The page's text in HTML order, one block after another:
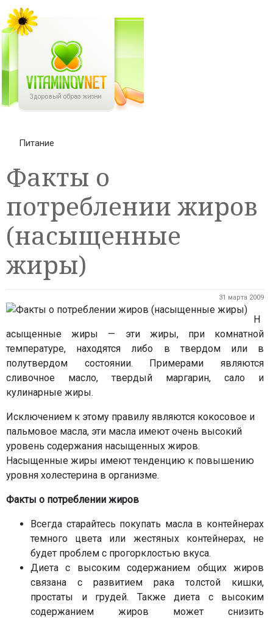
Питание
Факты о
потреблении жиров
(насыщенные
жиры)
31 марта 2009
Н
асыщенные жиры — эти жиры, при комнатной
температуре, находятся либо в твердом или в
полутвердом состоянии. Примерами являются
сливочное масло, твердый маргарин, сало и
кулинарные жиры.
Исключением к этому правилу являются кокосовое и
пальмовое масла, эти масла имеют очень высокий
уровень содержания насыщенных жиров.
Насыщенные жиры имеют тенденцию к повышению
уровня холестерина в организме.
Факты о потреблении жиров
Всегда старайтесь покупать масла в контейнерах
темного цвета или жестяных контейнерах, не
будет проблем с прогорклостью вкуса.
Диета с высоким содержанием общих жиров
связана с развитием рака толстой кишки,
простаты и грудей. Также диета с высоким
содержанием жиров может снизить